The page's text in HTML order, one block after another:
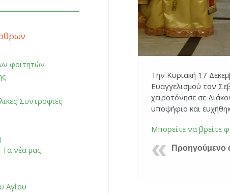
Την Κυριακή 17
Ευαγγελισμού τον
χειροτόνησε σε
υποψήφιο και
Μπορείτε να βρείτε
Προηγούμενο
φοιτητών
Συντροφιές
νέα μας
Αγίου